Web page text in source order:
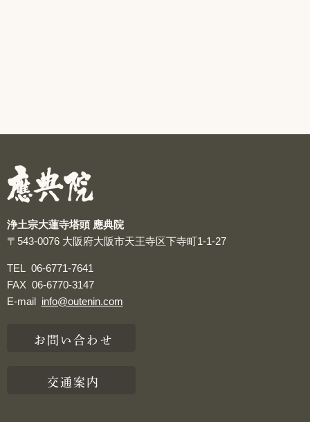
浄土宗大蓮寺塔頭 應典院
〒543-0076 大阪府大阪市天王寺区下寺町1-1-27
TEL 06-6771-7641
FAX 06-6770-3147
E-mail info@outenin.com
お問い合わせ
交通案内